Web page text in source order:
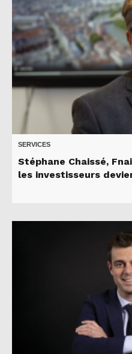
SERVICES
Stéphane Chaissé,
les investisseurs